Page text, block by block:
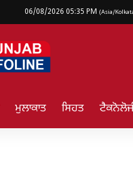
06/08/2026 05:35 PM (Asia/
ਮੁਲਾਕਾਤ ਸਿਹਤ